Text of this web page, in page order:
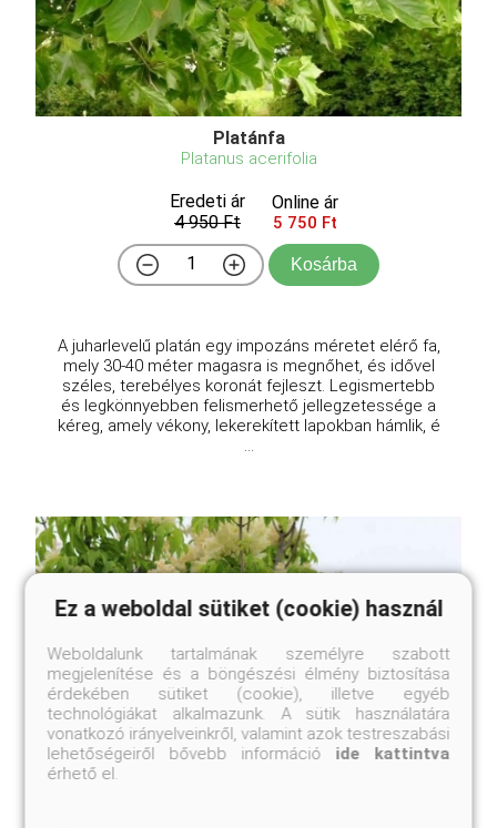
Platánfa
Platanus acerifolia
Eredeti ár
4 950 Ft
Online ár
5 750 Ft
Kosárba
A juharlevelű platán egy impozáns méretet elérő fa,
mely 30-40 méter magasra is megnőhet, és idővel
széles, terebélyes koronát fejleszt. Legismertebb
és legkönnyebben felismerhető jellegzetessége a
kéreg, amely vékony, lekerekített lapokban hámlik, é
...
Ez a weboldal sütiket (cookie) használ
Weboldalunk tartalmának személyre szabott
megjelenítése és a böngészési élmény biztosítása
érdekében sütiket (cookie), illetve egyéb
technológiákat alkalmazunk. A sütik használatára
vonatkozó irányelveinkről, valamint azok testreszabási
lehetőségeiről bővebb információ ide kattintva
érhető el.